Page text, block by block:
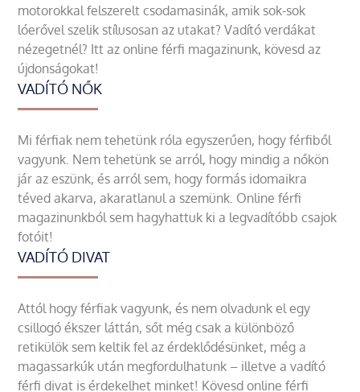
motorokkal felszerelt csodamasinák, amik sok-sok
lóerővel szelik stílusosan az utakat? Vadító verdákat
nézegetnél? Itt az online férfi magazinunk, kövesd az
újdonságokat!
VADÍTÓ NŐK
Mi férfiak nem tehetünk róla egyszerűen, hogy férfiből
vagyunk. Nem tehetünk se arról, hogy mindig a nőkön
jár az eszünk, és arról sem, hogy formás idomaikra
téved akarva, akaratlanul a szemünk. Online férfi
magazinunkból sem hagyhattuk ki a legvadítóbb csajok
fotóit!
VADÍTÓ DIVAT
Attól hogy férfiak vagyunk, és nem olvadunk el egy
csillogó ékszer láttán, sőt még csak a különböző
retikülök sem keltik fel az érdeklődésünket, még a
magassarkúk után megfordulhatunk – illetve a vadító
férfi divat is érdekelhet minket! Kövesd online férfi